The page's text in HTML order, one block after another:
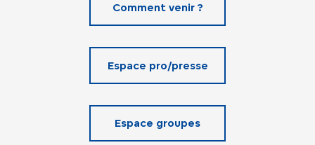
Comment venir ?
Espace pro/presse
Espace groupes